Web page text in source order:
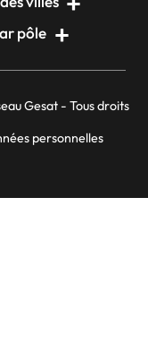
pôle
Gesat - Tous droits
personnelles